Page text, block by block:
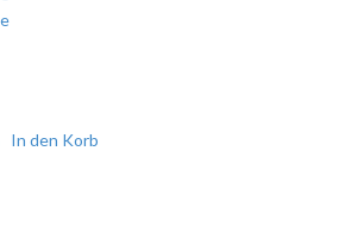
In den Korb